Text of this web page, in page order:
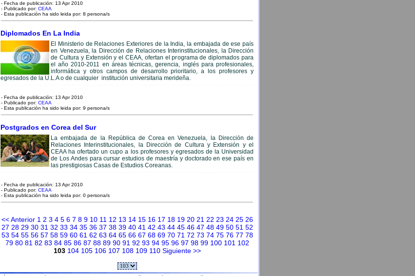
- Fecha de publicación: 13 Apr 2010
- Publicado por: CEAA
- Esta publicación ha sido leida por: 8 persona/s
Diplomados En La India
El Ministerio de Relaciones Exteriores de la India, la embajada de ese país
en Venezuela, la Dirección de Relaciones Interinstitucionales, la Dirección
de Cultura y Extensión y el CEAA, ofertan el programa de diplomados para
el año 2010-2011 en áreas técnicas, gerencia, inglés para profesionales,
informática y otros campos de desarrollo prioritario, a los profesores y
egresados de la U.L.A o de cualquier institución universitaria merideña.
- Fecha de publicación: 13 Apr 2010
- Publicado por: CEAA
- Esta publicación ha sido leida por: 9 persona/s
Postgrados en Corea del Sur
La embajada de la República de Corea en Venezuela, la Dirección de
Relaciones Interinstitucionales, la Dirección de Cultura y Extensión y el
CEAA ha ofertado un cupo a los profesores y egresados de la Universidad
de Los Andes para cursar estudios de maestría y doctorado en ese país en
las prestigiosas Casas de Estudios Coreanas.
- Fecha de publicación: 13 Apr 2010
- Publicado por: CEAA
- Esta publicación ha sido leida por: 0 persona/s
<< Anterior 1 2 3 4 5 6 7 8 9 10 11 12 13 14 15 16 17 18 19 20 21 22 23 24 25 26
27 28 29 30 31 32 33 34 35 36 37 38 39 40 41 42 43 44 45 46 47 48 49 50 51 52
53 54 55 56 57 58 59 60 61 62 63 64 65 66 67 68 69 70 71 72 73 74 75 76 77 78
79 80 81 82 83 84 85 86 87 88 89 90 91 92 93 94 95 96 97 98 99 100 101 102
103 104 105 106 107 108 109 110 Siguiente >>